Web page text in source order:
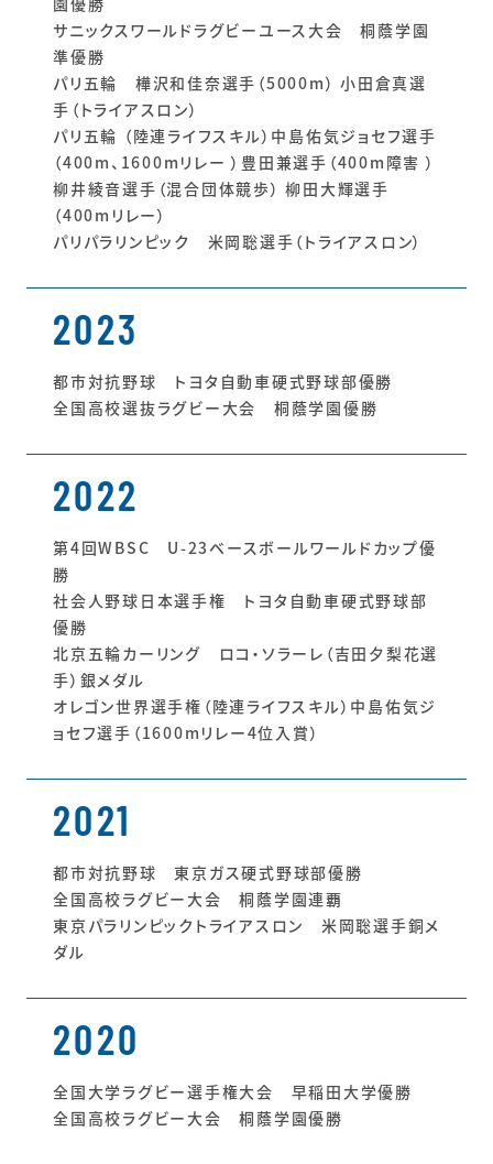
サニックスワールドラグビーユース大会 桐蔭学園
準優勝
パリ五輪 樺沢和佳奈選手（5000m） 小田倉真選
手（トライアスロン）
パリ五輪 （陸連ライフスキル）中島佑気ジョセフ選手
（400m、1600mリレー ）豊田兼選手（400m障害 ）
柳井綾音選手（混合団体競歩） 柳田大輝選手
（400mリレー）
パリパラリンピック 米岡聡選手（トライアスロン）
2023
都市対抗野球 トヨタ自動車硬式野球部優勝
全国高校選抜ラグビー大会 桐蔭学園優勝
2022
第4回WBSC U-23ベースボールワールドカップ優
勝
社会人野球日本選手権 トヨタ自動車硬式野球部
優勝
北京五輪カーリング ロコ・ソラーレ（吉田夕梨花選
手）銀メダル
オレゴン世界選手権（陸連ライフスキル）中島佑気ジ
ョセフ選手（1600mリレー4位入賞）
2021
都市対抗野球 東京ガス硬式野球部優勝
全国高校ラグビー大会 桐蔭学園連覇
東京パラリンピックトライアスロン 米岡聡選手銅メ
ダル
2020
全国大学ラグビー選手権大会 早稲田大学優勝
全国高校ラグビー大会 桐蔭学園優勝